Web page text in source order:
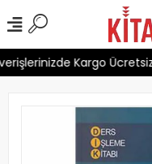
Kargo Ücretsiz!